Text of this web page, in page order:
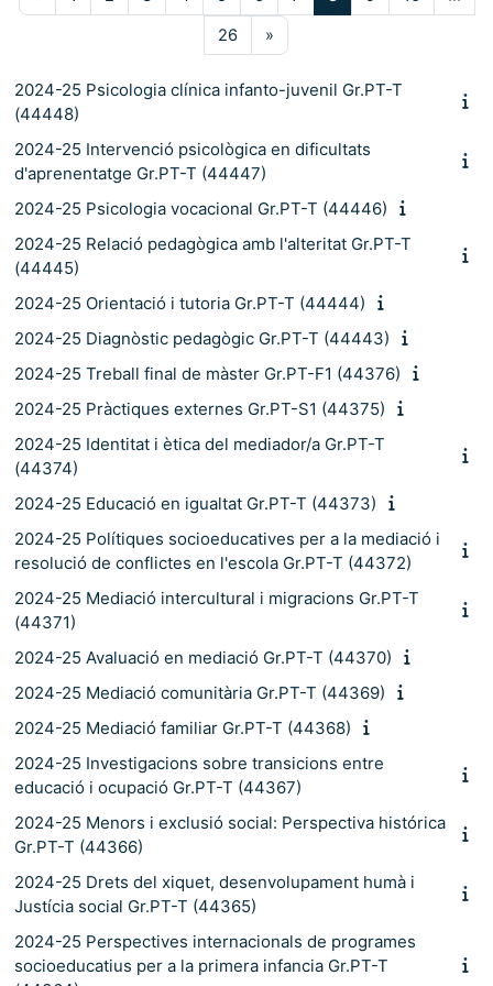
26Pàgina 26
»
2024-25 Psicologia clínica infanto-juvenil Gr.PT-T
(44448)
2024-25 Intervenció psicològica en dificultats
d'aprenentatge Gr.PT-T (44447)
2024-25 Psicologia vocacional Gr.PT-T (44446)
2024-25 Relació pedagògica amb l'alteritat Gr.PT-T
(44445)
2024-25 Orientació i tutoria Gr.PT-T (44444)
2024-25 Diagnòstic pedagògic Gr.PT-T (44443)
2024-25 Treball final de màster Gr.PT-F1 (44376)
2024-25 Pràctiques externes Gr.PT-S1 (44375)
2024-25 Identitat i ètica del mediador/a Gr.PT-T
(44374)
2024-25 Educació en igualtat Gr.PT-T (44373)
2024-25 Polítiques socioeducatives per a la mediació i
resolució de conflictes en l'escola Gr.PT-T (44372)
2024-25 Mediació intercultural i migracions Gr.PT-T
(44371)
2024-25 Avaluació en mediació Gr.PT-T (44370)
2024-25 Mediació comunitària Gr.PT-T (44369)
2024-25 Mediació familiar Gr.PT-T (44368)
2024-25 Investigacions sobre transicions entre
educació i ocupació Gr.PT-T (44367)
2024-25 Menors i exclusió social: Perspectiva histórica
Gr.PT-T (44366)
2024-25 Drets del xiquet, desenvolupament humà i
Justícia social Gr.PT-T (44365)
2024-25 Perspectives internacionals de programes
socioeducatius per a la primera infancia Gr.PT-T